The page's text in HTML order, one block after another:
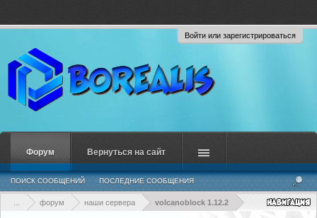
Войти или зарегистрироваться
форум наши сервера volcanoblock 1.12.2
Форум
ПОИСК СООБЩЕНИЙ ПОСЛЕДНИЕ СООБЩЕНИЯ
Вернуться на сайт